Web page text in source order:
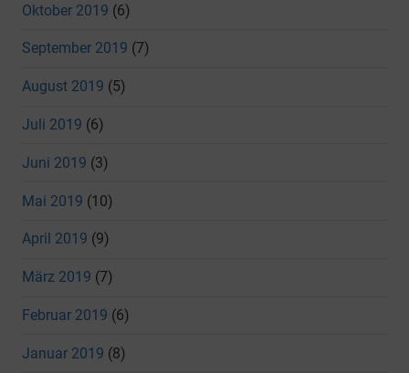
Oktober 2019 (6)
September 2019 (7)
August 2019 (5)
Juli 2019 (6)
Juni 2019 (3)
Mai 2019 (10)
April 2019 (9)
März 2019 (7)
Februar 2019 (6)
Januar 2019 (8)